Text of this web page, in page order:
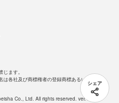
シェア
ます。
は各社及び商標権者の登録商標あるいは商標で
Co., Ltd. All rights reserved. ver.1.5